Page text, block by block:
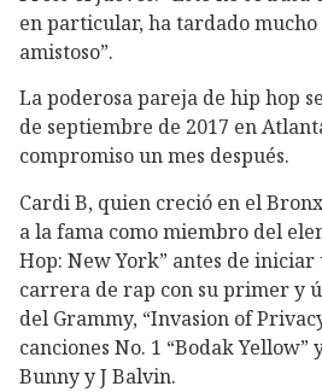
en particular, ha tardado
amistoso”.
La poderosa pareja de hip hop
de septiembre de 2017 en
compromiso un mes después.
Cardi B, quien creció en el
a la fama como miembro del
Hop: New York” antes de
carrera de rap con su primer y
del Grammy, “Invasion of
canciones No. 1 “Bodak Yellow”
Bunny y J Balvin.